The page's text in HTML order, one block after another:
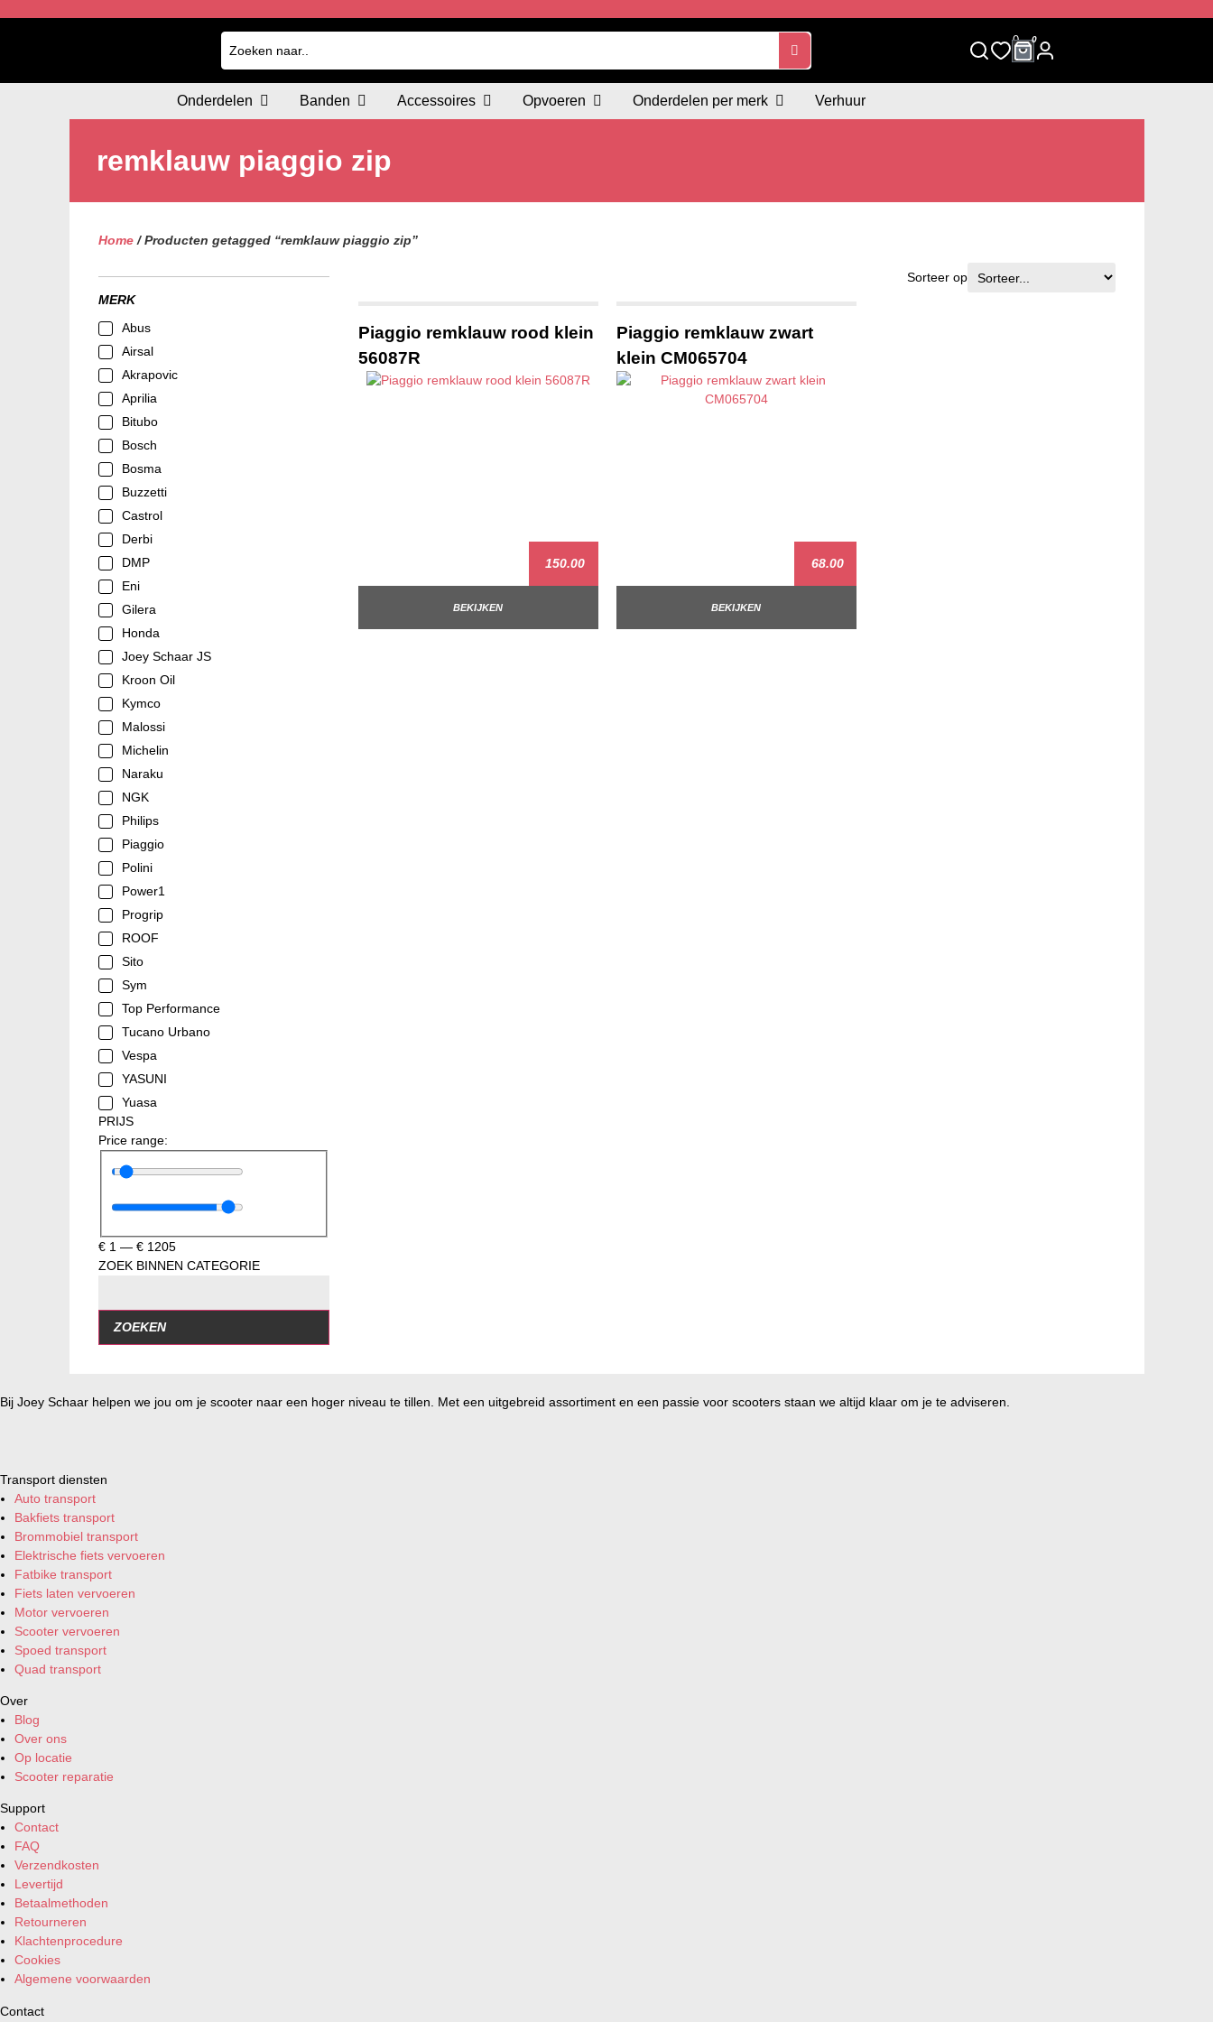
0 0
Onderdelen Banden Accessoires Opvoeren Onderdelen per merk Verhuur
remklauw piaggio zip
Home/ Producten getagged “remklauw piaggio zip”
MERK
Abus
Airsal
Akrapovic
Aprilia
Bitubo
Bosch
Bosma
Buzzetti
Castrol
Derbi
DMP
Eni
Gilera
Honda
Joey Schaar JS
Kroon Oil
Kymco
Malossi
Michelin
Naraku
NGK
Philips
Piaggio
Polini
Power1
Progrip
ROOF
Sito
Sym
Top Performance
Tucano Urbano
Vespa
YASUNI
Yuasa
PRIJS
Price range:
€ 1 — € 1205
ZOEK BINNEN CATEGORIE
ZOEKEN
Sorteer op
Piaggio remklauw rood klein
56087R
150.00
BEKIJKEN
Piaggio remklauw zwart
klein CM065704
68.00
BEKIJKEN
Bij Joey Schaar helpen we jou om je scooter naar een hoger niveau te tillen. Met een uitgebreid assortiment en een passie voor scooters staan we altijd klaar om je te adviseren.
Transport diensten
Auto transport
Bakfiets transport
Brommobiel transport
Elektrische fiets vervoeren
Fatbike transport
Fiets laten vervoeren
Motor vervoeren
Scooter vervoeren
Spoed transport
Quad transport
Over
Blog
Over ons
Op locatie
Scooter reparatie
Support
Contact
FAQ
Verzendkosten
Levertijd
Betaalmethoden
Retourneren
Klachtenprocedure
Cookies
Algemene voorwaarden
Contact